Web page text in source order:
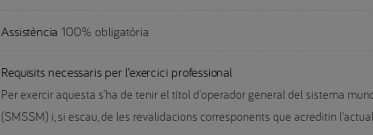
Assistència 100% obligatòria
Requisits necessaris per l’exercici professional
Per exercir aquesta s’ha de tenir el títol d'operador general del sistema
(SMSSM) i, si escau, de les revalidacions corresponents que acreditin